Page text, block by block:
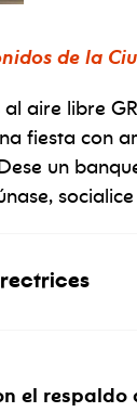
de la
aire libre
fiesta con
un
el respaldo